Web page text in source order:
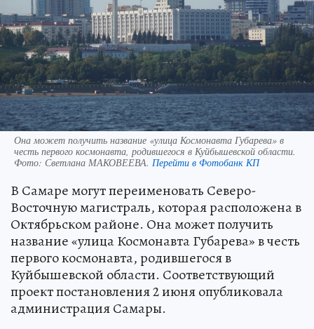
Она может получить название «улица Космонавта Губарева» в
честь первого космонавта, родившегося в Куйбышевской области.
Фото: Светлана МАКОВЕЕВА. Перейти в Фотобанк КП
В Самаре могут переименовать Северо-
Восточную магистраль, которая расположена в
Октябрьском районе. Она может получить
название «улица Космонавта Губарева» в честь
первого космонавта, родившегося в
Куйбышевской области. Соответствующий
проект постановления 2 июня опубликовала
администрация Самары.